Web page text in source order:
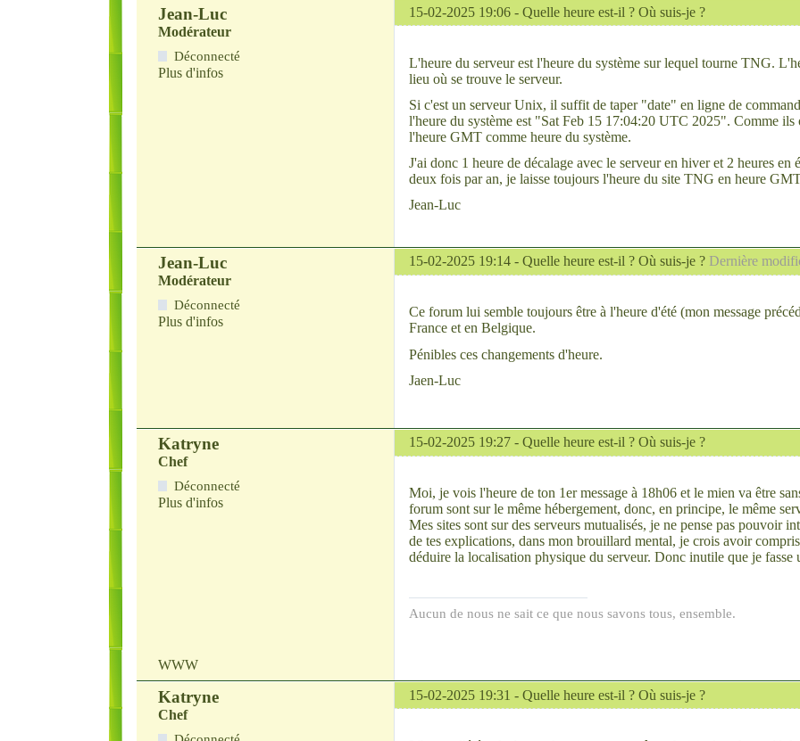
Jean-Luc 15-02-2025 19:06 - Quelle heure est-il ? Où suis-je ?
Modérateur
Déconnecté
Plus d'infos
L'heure du serveur est l'heure du système sur lequel tourne TNG.
lieu où se trouve le serveur.
Si c'est un serveur Unix, il suffit de taper "date" en ligne de
l'heure du système est "Sat Feb 15 17:04:20 UTC 2025". Comme
l'heure GMT comme heure du système.
J'ai donc 1 heure de décalage avec le serveur en hiver et 2 heures en
deux fois par an, je laisse toujours l'heure du site TNG en heure
Jean-Luc
Jean-Luc 15-02-2025 19:14 - Quelle heure est-il ? Où suis-je ? Dernière
Modérateur
Déconnecté
Plus d'infos
Ce forum lui semble toujours être à l'heure d'été (mon message
France et en Belgique.
Pénibles ces changements d'heure.
Jaen-Luc
Katryne 15-02-2025 19:27 - Quelle heure est-il ? Où suis-je ?
Chef
Déconnecté
Plus d'infos
Moi, je vois l'heure de ton 1er message à 18h06 et le mien va être
forum sont sur le même hébergement, donc, en principe, le même
Mes sites sont sur des serveurs mutualisés, je ne pense pas pouvoir
de tes explications, dans mon brouillard mental, je crois avoir
déduire la localisation physique du serveur. Donc inutile que je fasse
Aucun de nous ne sait ce que nous savons tous, ensemble.
WWW
Katryne 15-02-2025 19:31 - Quelle heure est-il ? Où suis-je ?
Chef